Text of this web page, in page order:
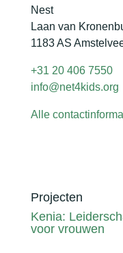
Nest
Laan van
1183 AS
+31 20 406 7550
info@net4kids.org
Alle
Projecten
Kenia:
voor vrouwen